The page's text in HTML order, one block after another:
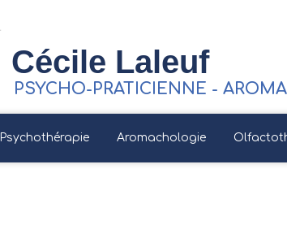
Cécile Laleuf
PSYCHO-PRATICIENNE -
Psychothérapie Aromachologie